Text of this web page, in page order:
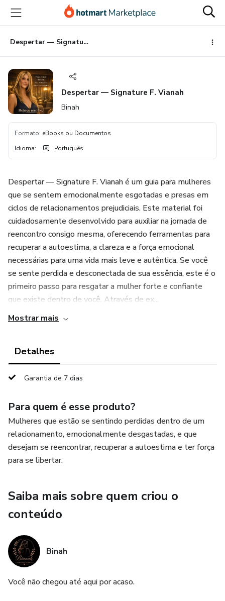
para
conteúdo
principal
para
pagamento
para
rodapé
Despertar — Signature F. Vianah
Despertar — Signature F. Vianah
Binah
Formato: eBooks ou Documentos
Idioma: Português
Despertar — Signature F. Vianah é um guia para mulheres
que se sentem emocionalmente esgotadas e presas em
ciclos de relacionamentos prejudiciais. Este material foi
cuidadosamente desenvolvido para auxiliar na jornada de
reencontro consigo mesma, oferecendo ferramentas para
recuperar a autoestima, a clareza e a força emocional
necessárias para uma vida mais leve e autêntica. Se você
se sente perdida e desconectada de sua essência, este é o
primeiro passo para resgatar a mulher forte e confiante
que existe dentro de você. Através de ex...
Mostrar mais
Detalhes
Garantia de 7 dias
Para quem é esse produto?
Mulheres que estão se sentindo perdidas dentro de um
relacionamento, emocionalmente desgastadas, e que
desejam se reencontrar, recuperar a autoestima e ter força
para se libertar.
Saiba mais sobre quem criou o
conteúdo
Binah
Você não chegou até aqui por acaso.